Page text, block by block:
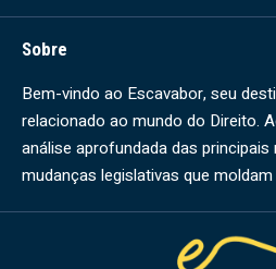
Sobre
Bem-vindo ao Escavabor, seu
relacionado ao mundo do Direito.
análise aprofundada das
mudanças legislativas que